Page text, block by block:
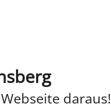
daraus!